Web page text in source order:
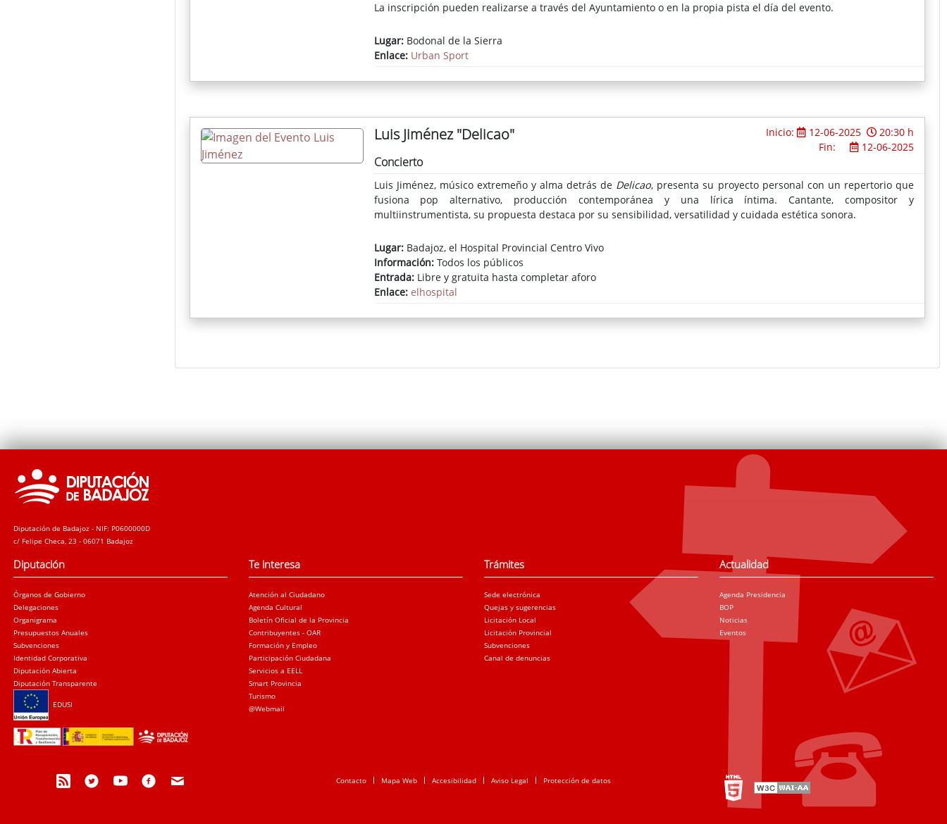
La inscripción pueden realizarse a través del Ayuntamiento o en la propia pista el día del evento.
Lugar:Bodonal de la Sierra
Enlace: Urban Sport
Luis Jiménez "Delicao" Inicio: 12-06-2025
20:30 h
Fin:
12-06-2025
Concierto
Luis Jiménez, músico extremeño y alma detrás de Delicao, presenta su proyecto personal con un repertorio que
fusiona pop alternativo, producción contemporánea y una lírica íntima. Cantante, compositor y
multiinstrumentista, su propuesta destaca por su sensibilidad, versatilidad y cuidada estética sonora.
Lugar:Badajoz, el Hospital Provincial Centro Vivo
Información:Todos los públicos
Entrada:Libre y gratuita hasta completar aforo
Enlace: elhospital
Diputación de Badajoz - NIF: P0600000D
c/ Felipe Checa, 23 - 06071 Badajoz
Diputación
Órganos de Gobierno
Delegaciones
Organigrama
Presupuestos Anuales
Subvenciones
Identidad Corporativa
Diputación Abierta
Diputación Transparente
EDUSI
Te interesa
Atención al Ciudadano
Agenda Cultural
Boletín Oficial de la Provincia
Contribuyentes - OAR
Formación y Empleo
Participación Ciudadana
Servicios a EELL
Smart Provincia
Turismo
@Webmail
Trámites
Sede electrónica
Quejas y sugerencias
Licitación Local
Licitación Provincial
Subvenciones
Canal de denuncias
Actualidad
Agenda Presidencia
BOP
Noticias
Eventos
Contacto Mapa Web Accesibilidad Aviso Legal Protección de datos